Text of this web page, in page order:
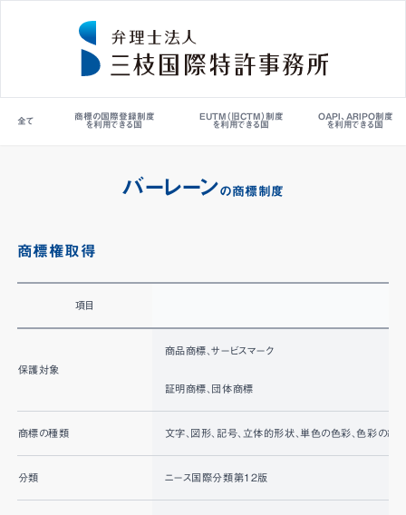
全て
商標の国際登録制度
を利用できる国
EUTM（旧CTM）制度
を利用できる国
OAPI、ARIPO制度
を利用できる国
バーレーンの商標制度
商標権取得
項目
保護対象
商品商標、サービスマーク
証明商標、団体商標
商標の種類 文字、図形、記号、立体的形状、単色の色彩、色彩の組み
分類 ニース国際分類第12版